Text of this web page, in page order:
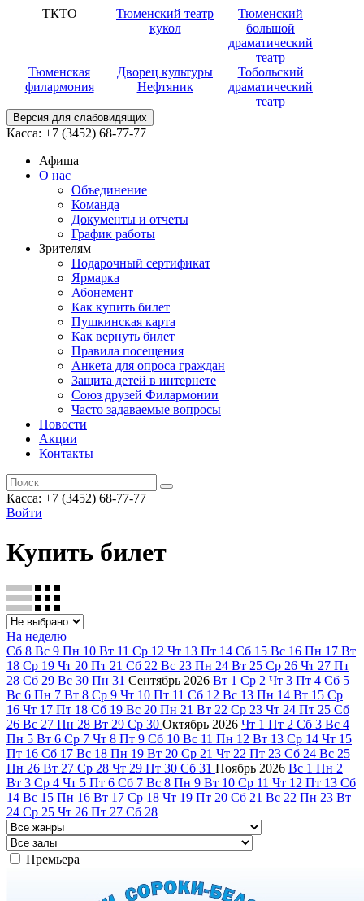
ТКТО
Тюменский театр
кукол
Тюменский
большой
драматический
театр
Тюменская
филармония
Дворец культуры
Нефтяник
Тобольский
драматический
театр
Версия для слабовидящих
Касса: +7 (3452) 68-77-77
Афиша
О нас
Объединение
Команда
Документы и отчеты
График работы
Зрителям
Подарочный сертификат
Ярмарка
Абонемент
Как купить билет
Пушкинская карта
Как вернуть билет
Правила посещения
Анкета для опроса граждан
Защита детей в интернете
Союз друзей Филармонии
Часто задаваемые вопросы
Новости
Акции
Контакты
Касса: +7 (3452) 68-77-77
Войти
Купить билет
На неделю
Сб 8 Вс 9 Пн 10 Вт 11 Ср 12 Чт 13 Пт 14 Сб 15 Вс 16 Пн 17 Вт
18 Ср 19 Чт 20 Пт 21 Сб 22 Вс 23 Пн 24 Вт 25 Ср 26 Чт 27 Пт
28 Сб 29 Вс 30 Пн 31 Сентябрь 2026 Вт 1 Ср 2 Чт 3 Пт 4 Сб 5
Вс 6 Пн 7 Вт 8 Ср 9 Чт 10 Пт 11 Сб 12 Вс 13 Пн 14 Вт 15 Ср
16 Чт 17 Пт 18 Сб 19 Вс 20 Пн 21 Вт 22 Ср 23 Чт 24 Пт 25 Сб
26 Вс 27 Пн 28 Вт 29 Ср 30 Октябрь 2026 Чт 1 Пт 2 Сб 3 Вс 4
Пн 5 Вт 6 Ср 7 Чт 8 Пт 9 Сб 10 Вс 11 Пн 12 Вт 13 Ср 14 Чт 15
Пт 16 Сб 17 Вс 18 Пн 19 Вт 20 Ср 21 Чт 22 Пт 23 Сб 24 Вс 25
Пн 26 Вт 27 Ср 28 Чт 29 Пт 30 Сб 31 Ноябрь 2026 Вс 1 Пн 2
Вт 3 Ср 4 Чт 5 Пт 6 Сб 7 Вс 8 Пн 9 Вт 10 Ср 11 Чт 12 Пт 13 Сб
14 Вс 15 Пн 16 Вт 17 Ср 18 Чт 19 Пт 20 Сб 21 Вс 22 Пн 23 Вт
24 Ср 25 Чт 26 Пт 27 Сб 28
Премьера